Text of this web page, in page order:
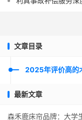
文章目录
2025年评价高的
最新文章
森禾鹿床帘品牌：大学